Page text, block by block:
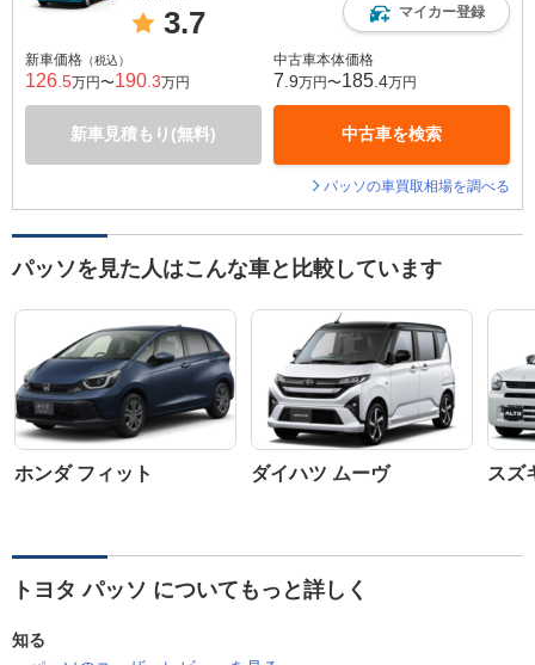
3.7 マイカー登録
新車価格 （税込）
126 .5万円〜190 .3万円
新車見積もり(無料)
中古車本体価格
7 .9万円〜185 .4万円
中古車を検索
パッソの車買取相場を調べる
パッソを見た人はこんな車と比較しています
ホンダ フィット ダイハツ ムーヴ スズ
トヨタ パッソ についてもっと詳しく
知る